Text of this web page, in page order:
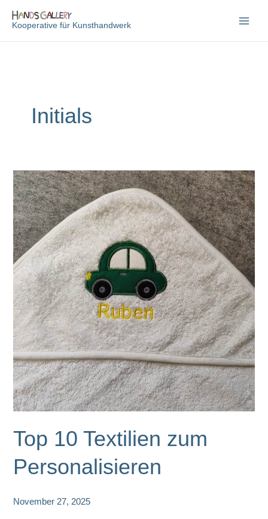
InhaltKooperative für Kunsthandwerk
Initials
Top 10 Textilien zum
Personalisieren
November 27, 2025